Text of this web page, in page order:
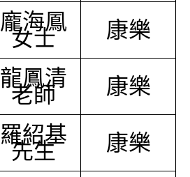
龐海鳳
女士 康樂
龍鳳清
老師 康樂
羅紹基
先生 康樂